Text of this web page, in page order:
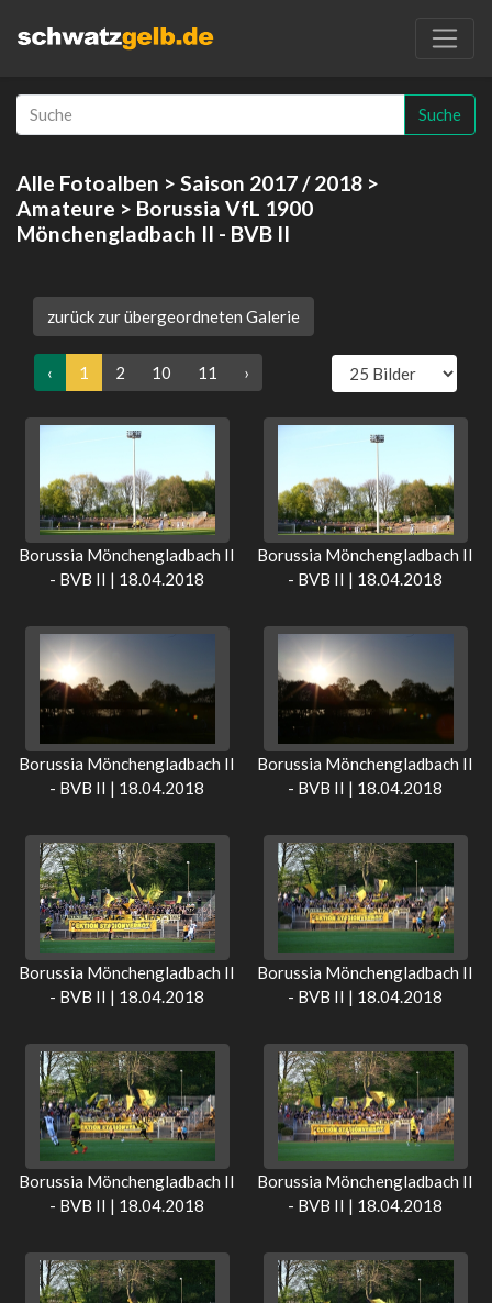
Suche
Alle Fotoalben > Saison 2017 / 2018 >
Amateure > Borussia VfL 1900
Mönchengladbach II - BVB II
zurück zur übergeordneten Galerie
‹ 1 2 10 11 ›
Borussia Mönchengladbach II
- BVB II | 18.04.2018
Borussia Mönchengladbach II
- BVB II | 18.04.2018
Borussia Mönchengladbach II
- BVB II | 18.04.2018
Borussia Mönchengladbach II
- BVB II | 18.04.2018
Borussia Mönchengladbach II
- BVB II | 18.04.2018
Borussia Mönchengladbach II
- BVB II | 18.04.2018
Borussia Mönchengladbach II
- BVB II | 18.04.2018
Borussia Mönchengladbach II
- BVB II | 18.04.2018